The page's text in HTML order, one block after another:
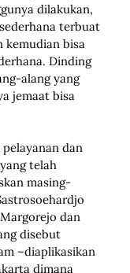
dilakukan,
terbuat
kemudian bisa
Dinding
alang yang
jemaat bisa
dan
telah
masing-
dan
disebut
–diaplikasikan
dimana